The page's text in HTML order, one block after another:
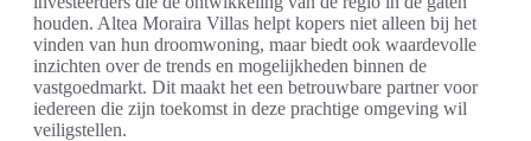
houden. Altea Moraira Villas helpt kopers niet alleen bij het
vinden van hun droomwoning, maar biedt ook waardevolle
inzichten over de trends en mogelijkheden binnen de
vastgoedmarkt. Dit maakt het een betrouwbare partner voor
iedereen die zijn toekomst in deze prachtige omgeving wil
veiligstellen.